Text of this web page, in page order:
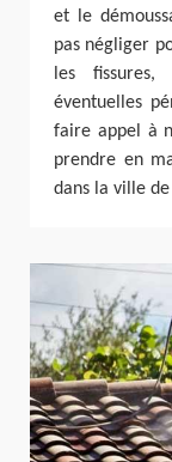
et le
pas négliger
les
éventuelles
faire appel à
prendre en
dans la ville